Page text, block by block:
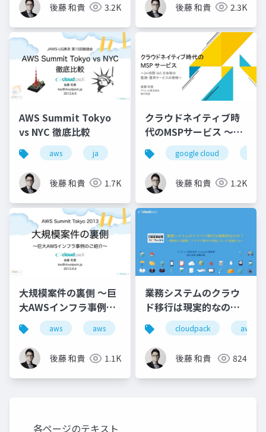
後藤 和貴 3.2K 後藤 和貴 2.3K
AWS Summit Tokyo
vs NYC 徹底比較
aws ja
後藤 和貴 1.7K
クラウドネイティブ時
代のMSPサービス 〜24
時間 365 日体制の 監
視・運用サービスの実
情〜
google cloud
後藤 和貴 1.2K
大規模案件の裏側 ～巨
大AWSインフラ事例の
ご紹介～aws aws
後藤 和貴 1.1K
業務システムのクラウ
ド移行は現実的なの
か？ 〜事例から紐解く
クラウド時代の失敗し
ないIT投資とは〜
cloudpack aws
後藤 和貴 824
各ページのテキスト